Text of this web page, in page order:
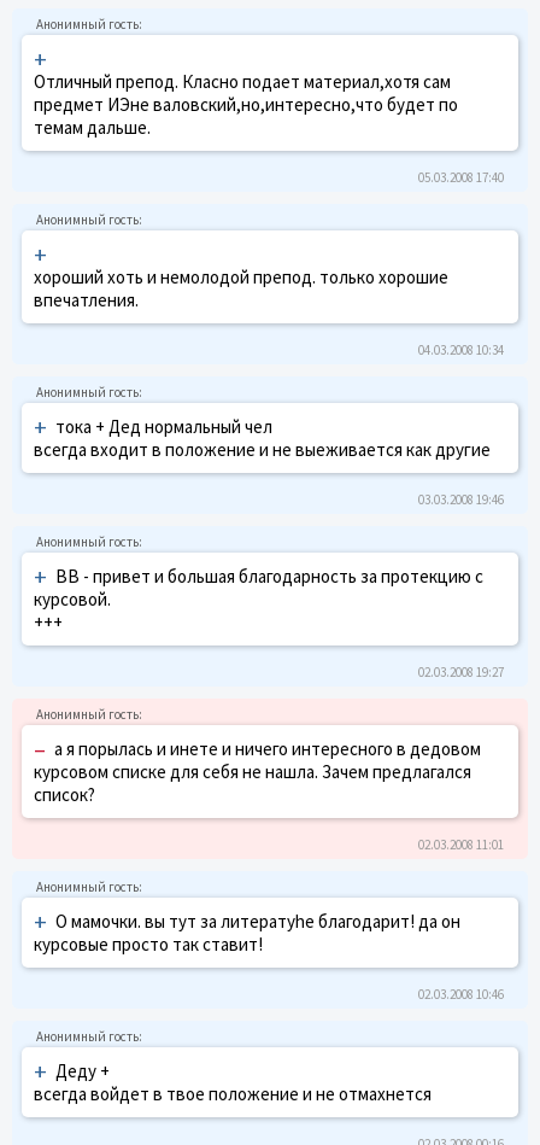
+
Отличный препод. Класно подает материал,хотя сам
предмет ИЭне валовский,но,интересно,что будет по
темам дальше.
05.03.2008 17:40
+
хороший хоть и немолодой препод. только хорошие
впечатления.
04.03.2008 10:34
+ тока + Дед нормальный чел
всегда входит в положение и не выеживается как другие
03.03.2008 19:46
+ ВВ - привет и большая благодарность за протекцию с
курсовой.
+++
02.03.2008 19:27
– а я порылась и инете и ничего интересного в дедовом
курсовом списке для себя не нашла. Зачем предлагался
список?
02.03.2008 11:01
+ О мамочки. вы тут за литератуhe благодарит! да он
курсовые просто так ставит!
02.03.2008 10:46
+ Деду +
всегда войдет в твое положение и не отмахнется